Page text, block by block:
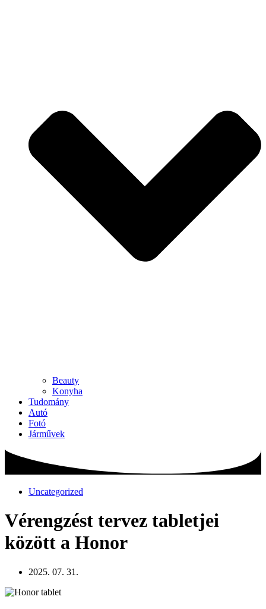
Beauty
Konyha
Tudomány
Autó
Fotó
Járművek
Uncategorized
Vérengzést tervez tabletjei
között a Honor
2025. 07. 31.